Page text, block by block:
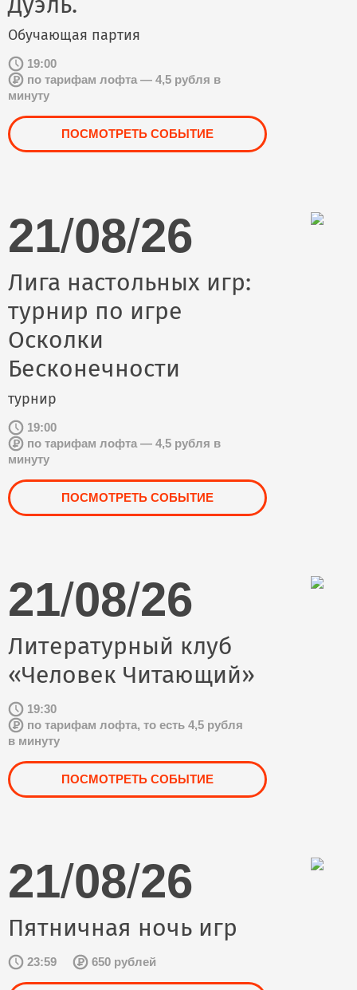
Обучающая партия
19:00
по тарифам лофта — 4,5 рубля в
минуту
ПОСМОТРЕТЬ СОБЫТИЕ
21/08/26
Лига настольных игр:
турнир по игре
Осколки
Бесконечности
турнир
19:00
по тарифам лофта — 4,5 рубля в
минуту
ПОСМОТРЕТЬ СОБЫТИЕ
21/08/26
Литературный клуб
«Человек Читающий»
19:30
по тарифам лофта, то есть 4,5 рубля
в минуту
ПОСМОТРЕТЬ СОБЫТИЕ
21/08/26
Пятничная ночь игр
23:59 650 рублей